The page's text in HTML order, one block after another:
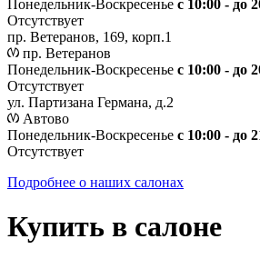
Понедельник-Воскресенье с 10:00 - до
Отсутствует
пр. Ветеранов, 169, корп.1
пр. Ветеранов
Понедельник-Воскресенье с 10:00 - до
Отсутствует
ул. Партизана Германа, д.2
Автово
Понедельник-Воскресенье с 10:00 - до
Отсутствует
Подробнее о наших салонах
Купить в салоне